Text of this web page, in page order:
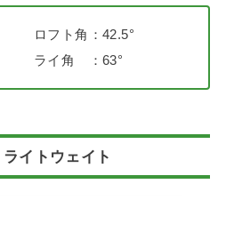
ロフト角：42.5°
ライ角 ：63°
ライトウェイト